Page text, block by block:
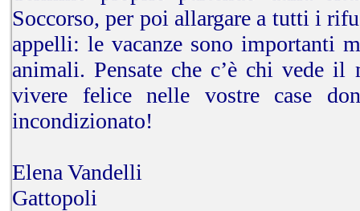
Soccorso, per poi allargare a tutti i
appelli: le vacanze sono importanti
animali. Pensate che c’è chi vede
vivere felice nelle vostre case
incondizionato!
Elena Vandelli
Gattopoli